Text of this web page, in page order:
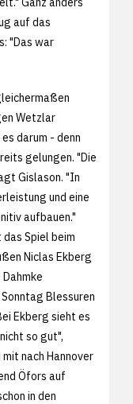
auf das
"Das war
Wetzlar
darum - denn
gelungen. "Die
Gislason. "In
und eine
aufbauen."
Spiel beim
Niclas Ekberg
Blessuren
Ekberg sieht es
so gut",
nach Hannover
Öfors auf
in den